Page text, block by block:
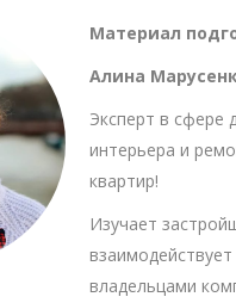
Материал
Алина
Эксперт в сфере
интерьера и
квартир!
Изучает
взаимодействует
владельцами